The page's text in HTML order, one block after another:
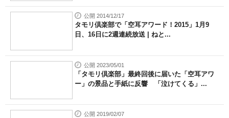
公開 2014/12/17
タモリ倶楽部で「空耳アワード！2015」1月9
日、16日に2週連続放送 | ねと...
公開 2023/05/01
「タモリ倶楽部」最終回後に届いた「空耳アワ
ー」の景品と手紙に反響 「泣けてくる」...
公開 2019/02/07